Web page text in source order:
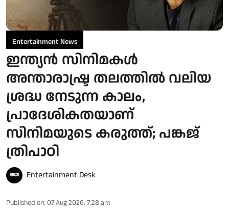
Entertainment News
ഇന്ത്യൻ സിനിമകൾ
അന്താരാഷ്ട്ര തലത്തിൽ വലിയ
ശ്രദ്ധ നേടുന്ന കാലം,
പ്രാദേശികതയാണ്
സിനിമയുടെ കരുത്ത്; പങ്കജ്
ത്രിപാഠി
Entertainment Desk
Published on: 07 Aug 2026, 7:28 am